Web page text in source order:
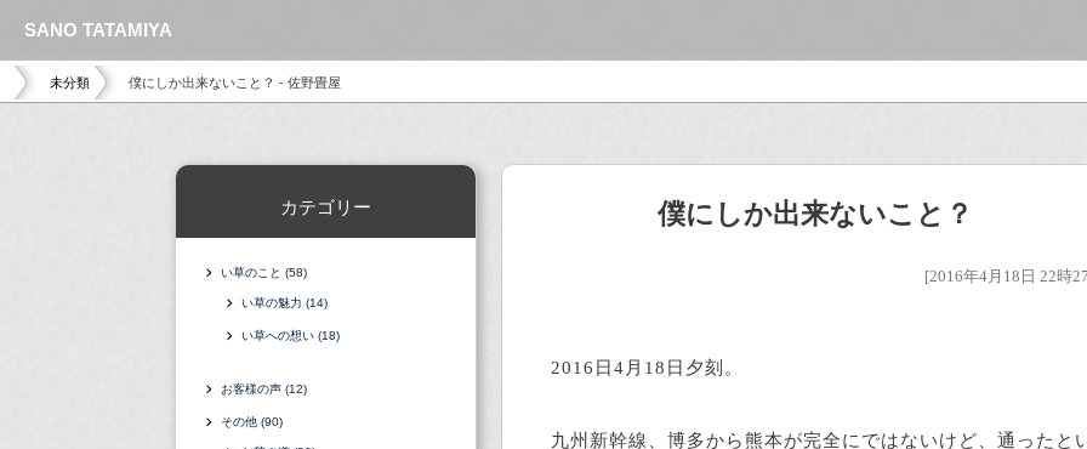
未分類 僕にしか出来ないこと？ - 佐野畳屋
僕にしか出来ないこと？
[2016年4月18日 22時
2016日4月18日夕刻。
九州新幹線、博多から熊本が完全にではないけど、通ったと
カテゴリー
い草のこと(58)
い草の魅力(14)
い草への想い(18)
お客様の声(12)
その他(90)
SANO TATAMIYA